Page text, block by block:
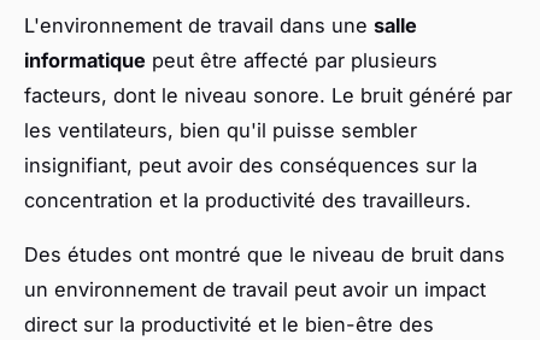
L'environnement de travail dans une salle
informatique peut être affecté par plusieurs
facteurs, dont le niveau sonore. Le bruit généré par
les ventilateurs, bien qu'il puisse sembler
insignifiant, peut avoir des conséquences sur la
concentration et la productivité des travailleurs.
Des études ont montré que le niveau de bruit dans
un environnement de travail peut avoir un impact
direct sur la productivité et le bien-être des